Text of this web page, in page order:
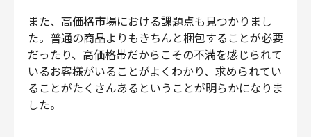
また、高価格市場における課題点も見つかりまし
た。普通の商品よりもきちんと梱包することが必要
だったり、高価格帯だからこその不満を感じられて
いるお客様がいることがよくわかり、求められてい
ることがたくさんあるということが明らかになりま
した。